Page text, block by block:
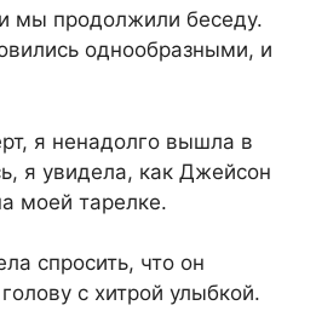
мы продолжили беседу.
однообразными, и
я ненадолго вышла в
я увидела, как Джейсон
моей тарелке.
спросить, что он
с хитрой улыбкой.